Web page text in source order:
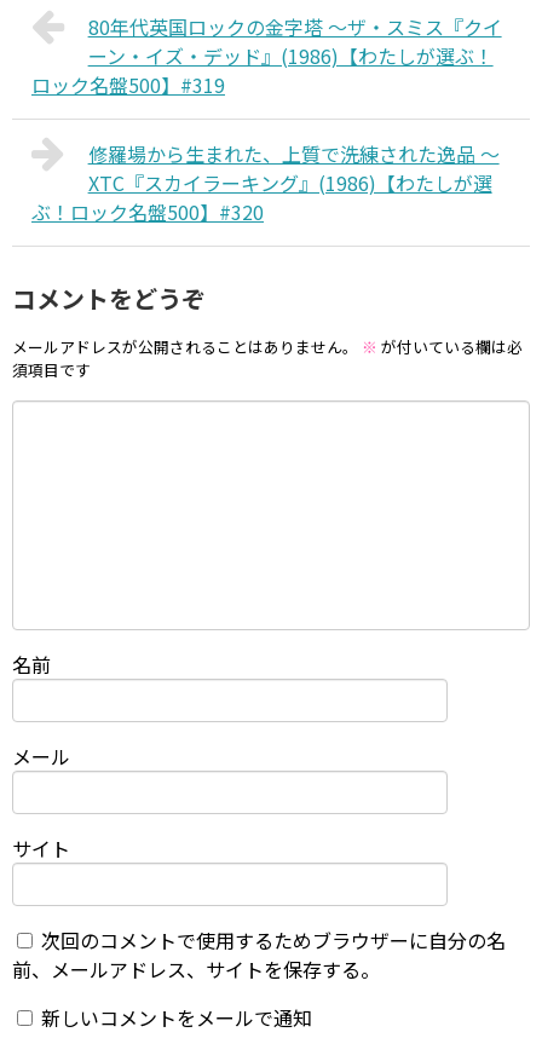
80年代英国ロックの金字塔 〜ザ・スミス『クイ
ーン・イズ・デッド』(1986)【わたしが選ぶ！
ロック名盤500】#319
修羅場から生まれた、上質で洗練された逸品 〜
XTC『スカイラーキング』(1986)【わたしが選
ぶ！ロック名盤500】#320
コメントをどうぞ
メールアドレスが公開されることはありません。 ※ が付いている欄は必
須項目です
名前
メール
サイト
次回のコメントで使用するためブラウザーに自分の名
前、メールアドレス、サイトを保存する。
新しいコメントをメールで通知